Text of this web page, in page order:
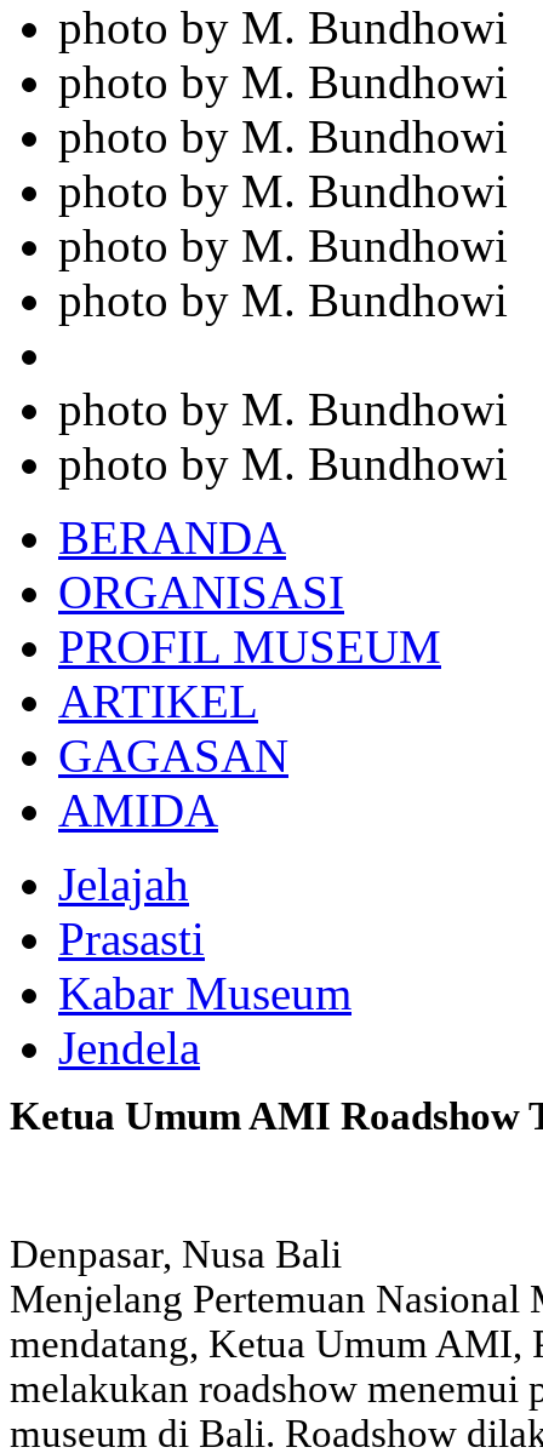
photo by M. Bundhowi
photo by M. Bundhowi
photo by M. Bundhowi
photo by M. Bundhowi
photo by M. Bundhowi
photo by M. Bundhowi
photo by M. Bundhowi
photo by M. Bundhowi
BERANDA
ORGANISASI
PROFIL MUSEUM
ARTIKEL
GAGASAN
AMIDA
Jelajah
Prasasti
Kabar Museum
Jendela
Ketua Umum AMI Roadshow
Denpasar, Nusa Bali
Menjelang Pertemuan
mendatang, Ketua Umum AMI,
melakukan roadshow menemui
museum di Bali. Roadshow